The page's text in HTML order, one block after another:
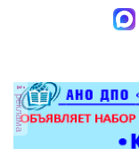
реклама